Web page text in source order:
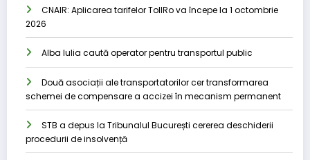
CNAIR: Aplicarea tarifelor TollRo va începe la 1 octombrie
2026
Alba Iulia caută operator pentru transportul public
Două asociații ale transportatorilor cer transformarea
schemei de compensare a accizei în mecanism permanent
STB a depus la Tribunalul București cererea deschiderii
procedurii de insolvență